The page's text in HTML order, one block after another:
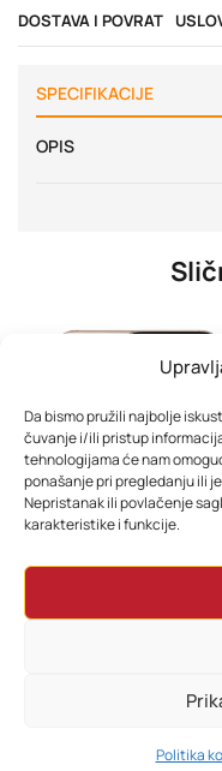
Da bismo pružili najbolje
čuvanje i/ili pristup
tehnologijama će nam
ponašanje pri pregledanju ili
Nepristanak ili povlačenje
karakteristike i funkcije.
Politika
DOSTAVA I POVRAT
SPECIFIKACIJE
OPIS
iPhone 16 Pro 256GB –